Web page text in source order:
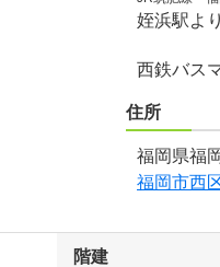
姪浜駅よ
西鉄バス
住所
福岡県福
福岡市西
階建